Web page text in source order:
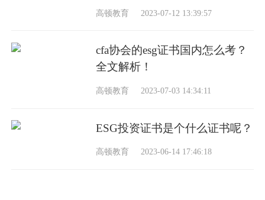
高顿教育 2023-07-12 13:39:57
cfa协会的esg证书国内怎么考？
全文解析！
高顿教育 2023-07-03 14:34:11
ESG投资证书是个什么证书呢？
高顿教育 2023-06-14 17:46:18